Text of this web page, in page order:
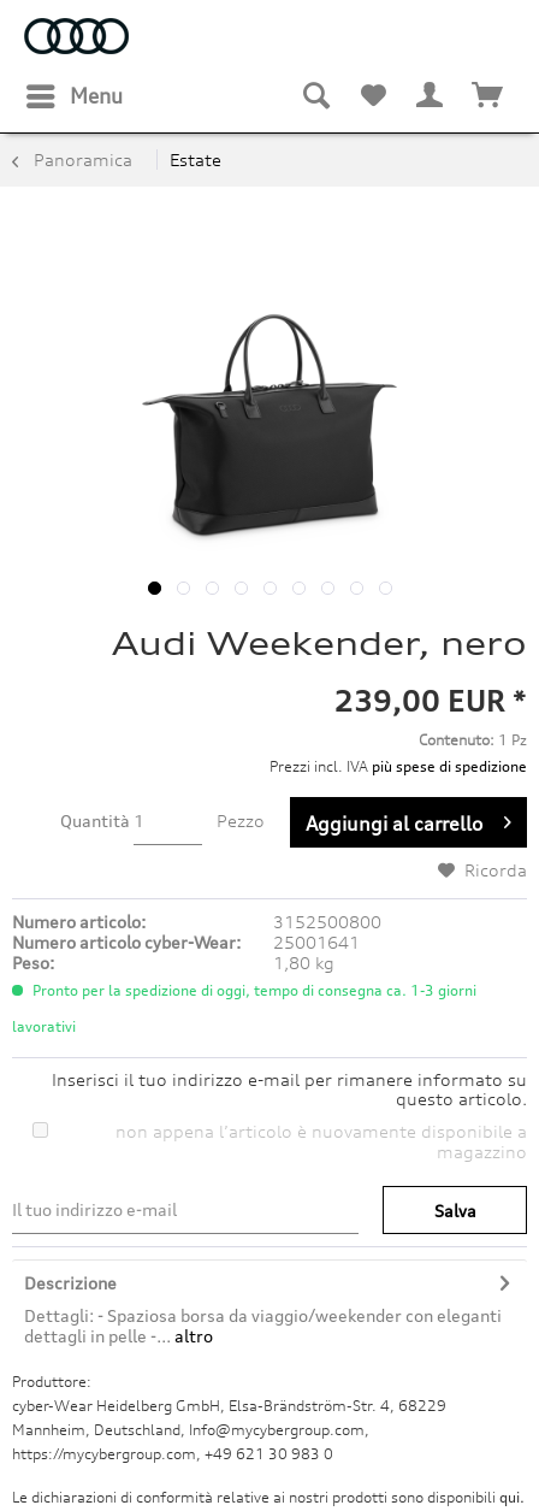
Menu
Panoramica Estate
Audi Weekender, nero
239,00 EUR *
Contenuto: 1 Pz
Prezzi incl. IVA più spese di spedizione
Quantità Pezzo Aggiungi al carrello
Ricorda
Numero articolo:
3152500800
Numero articolo cyber-Wear:
25001641
Peso:
1,80 kg
Pronto per la spedizione di oggi, tempo di consegna ca. 1-3 giorni
lavorativi
Inserisci il tuo indirizzo e-mail per rimanere informato su
questo articolo.
non appena l’articolo è nuovamente disponibile a
magazzino
Salva
Descrizione
Dettagli: - Spaziosa borsa da viaggio/weekender con eleganti
dettagli in pelle -... altro
Produttore:
cyber-Wear Heidelberg GmbH, Elsa-Brändström-Str. 4, 68229
Mannheim, Deutschland, Info@mycybergroup.com,
https://mycybergroup.com, +49 621 30 983 0
Le dichiarazioni di conformità relative ai nostri prodotti sono disponibili qui.